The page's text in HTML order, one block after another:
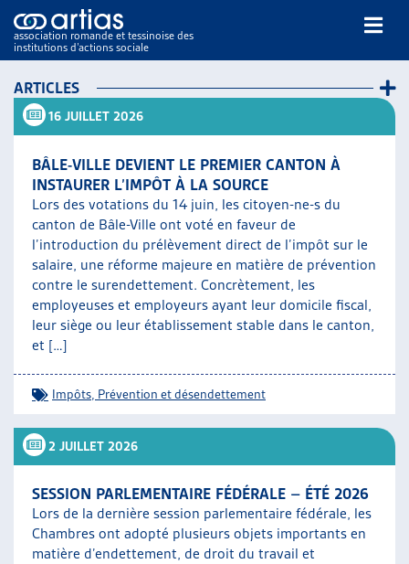
association romande et tessinoise des
institutions d’actions sociale
NOS PUBLICATIONS
ARTICLES
DOSSIERS DU MOIS
VEILLE
RESSOURCES
THÉMATIQUES
GUIDE SOCIAL ROMAND
AUTRES
ARTIAS
L’ASSOCIATION
JOURNÉES D’AUTOMNE
ARTICLES
16 JUILLET 2026
BÂLE-VILLE DEVIENT LE PREMIER CANTON À
INSTAURER L’IMPÔT À LA SOURCE
Lors des votations du 14 juin, les citoyen-ne-s du
canton de Bâle-Ville ont voté en faveur de
l’introduction du prélèvement direct de l’impôt sur le
salaire, une réforme majeure en matière de prévention
contre le surendettement. Concrètement, les
employeuses et employeurs ayant leur domicile fiscal,
leur siège ou leur établissement stable dans le canton,
et […]
Impôts Prévention et désendettement
2 JUILLET 2026
SESSION PARLEMENTAIRE FÉDÉRALE – ÉTÉ 2026
Lors de la dernière session parlementaire fédérale, les
Chambres ont adopté plusieurs objets importants en
matière d’endettement, de droit du travail et